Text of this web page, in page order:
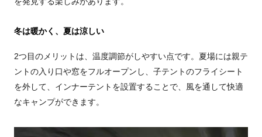
冬は暖かく、夏は涼しい
2つ目のメリットは、温度調節がしやすい点です。夏場には親テ
ントの入り口や窓をフルオープンし、子テントのフライシート
を外して、インナーテントを設置することで、風を通して快適
なキャンプができます。